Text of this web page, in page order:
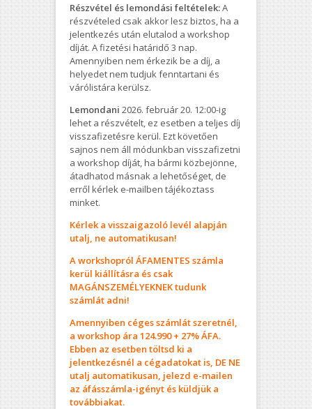
Részvétel és lemondási feltételek:A
részvételed csak akkor lesz biztos, ha a
jelentkezés után elutalod a workshop
díját. A fizetési határidő 3 nap.
Amennyiben nem érkezik be a díj, a
helyedet nem tudjuk fenntartani és
várólistára kerülsz.
Lemondani 2026. február 20. 12:00-ig
lehet a részvételt, ez esetben a teljes díj
visszafizetésre kerül. Ezt követően
sajnos nem áll módunkban visszafizetni
a workshop díját, ha bármi közbejönne,
átadhatod másnak a lehetőséget, de
erről kérlek e-mailben tájékoztass
minket.
Kérlek a visszaigazoló levél alapján
utalj, ne automatikusan!
A workshopról ÁFAMENTES számla
kerül kiállításra és csak
MAGÁNSZEMÉLYEKNEK tudunk
számlát adni!
Amennyiben céges számlát szeretnél,
a workshop ára 124.990 + 27% ÁFA.
Ebben az esetben töltsd ki a
jelentkezésnél a cégadatokat is, DE NE
utalj automatikusan, jelezd e-mailen
az áfásszámla-igényt és küldjük a
továbbiakat.